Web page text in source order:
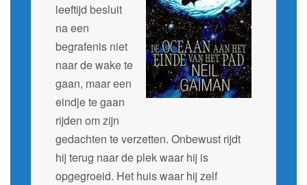
leeftijd besluit
na een
begrafenis niet
naar de wake te
gaan, maar een
eindje te gaan
rijden om zijn
gedachten te verzetten. Onbewust rijdt
hij terug naar de plek waar hij is
opgegroeid. Het huis waar hij zelf